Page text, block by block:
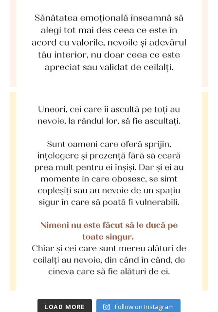
LOAD MORE Follow on Instagram